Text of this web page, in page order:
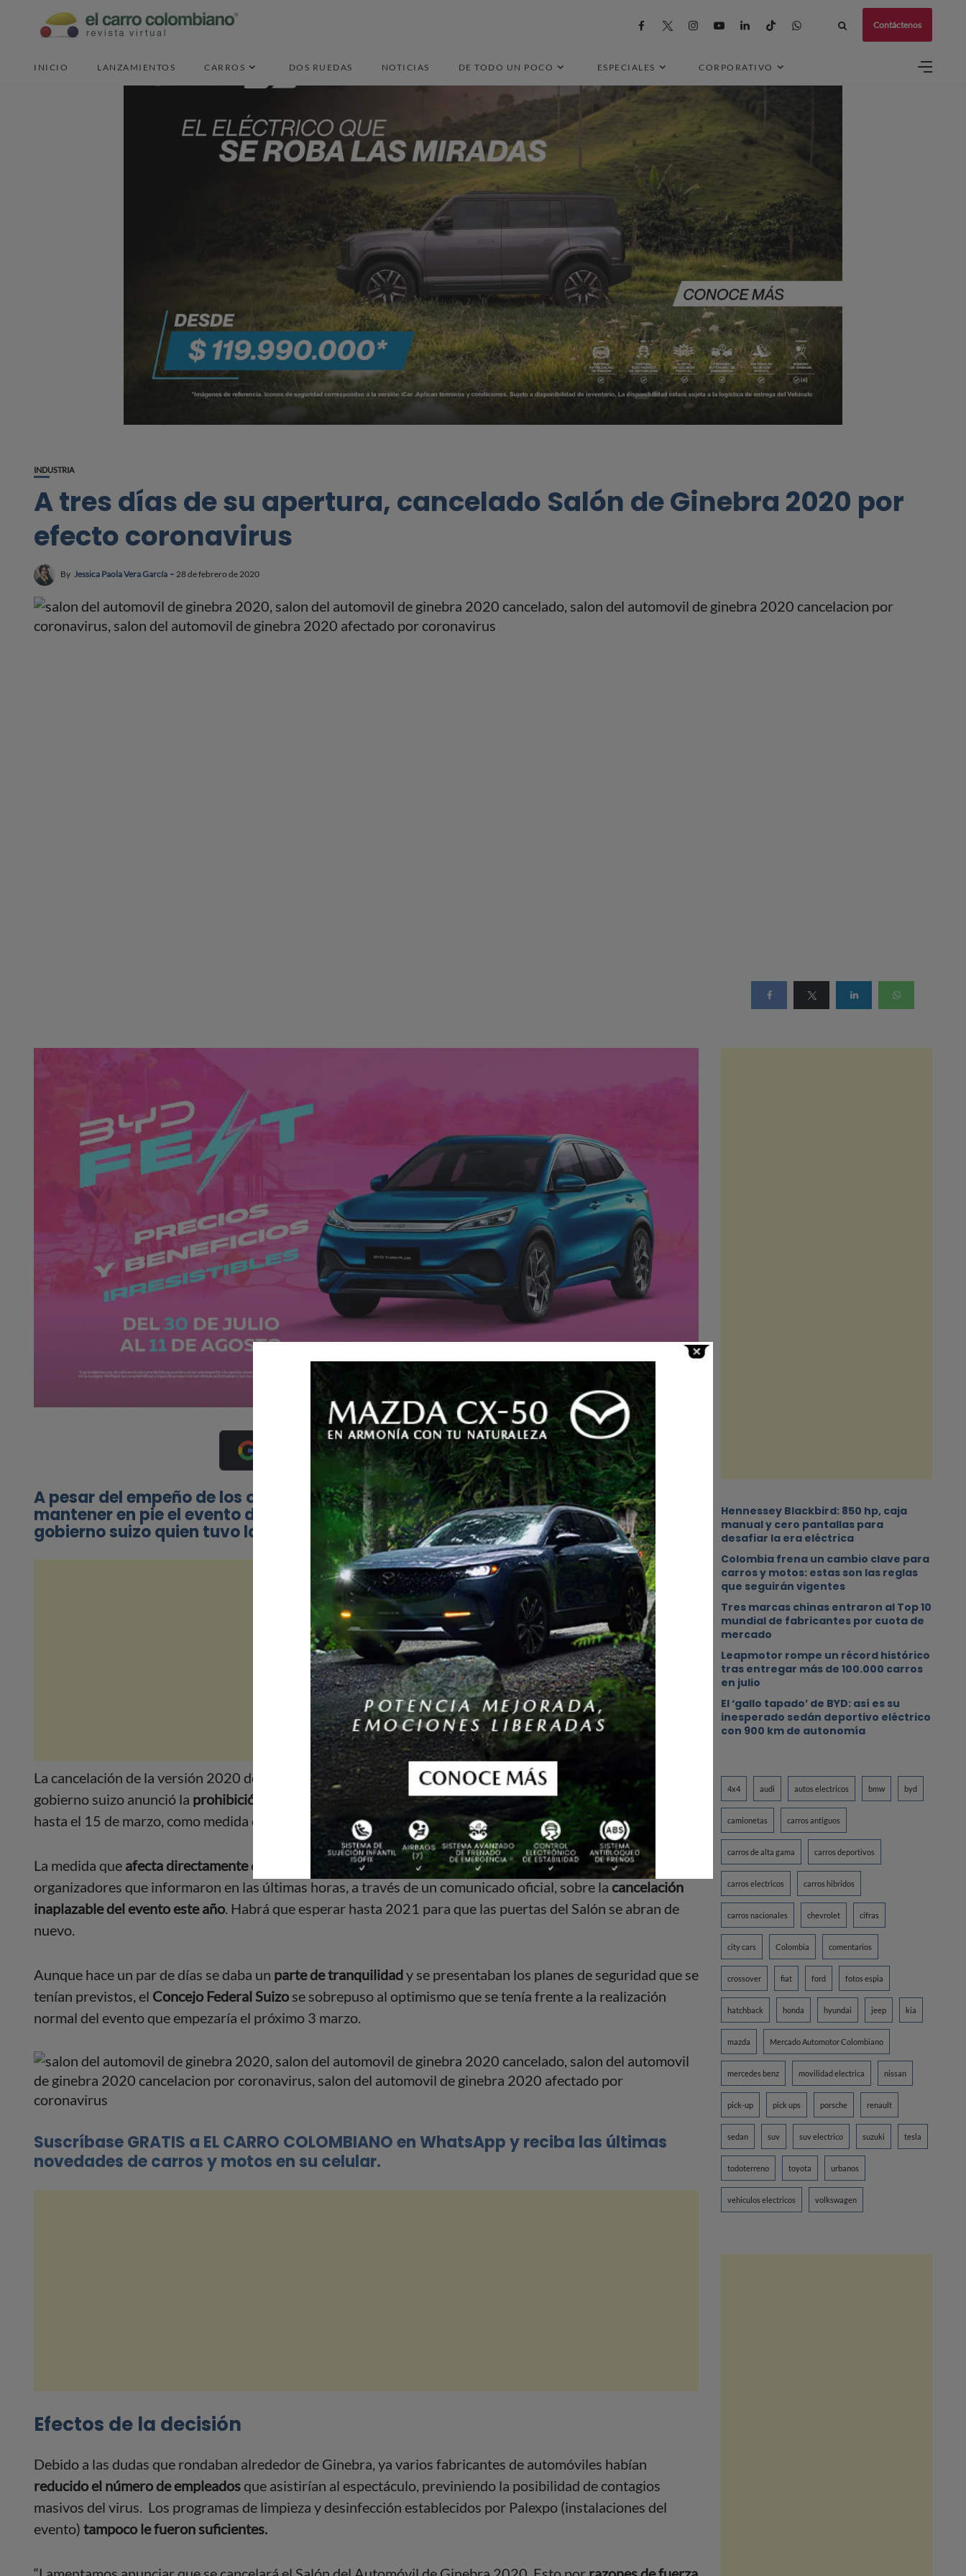
Contáctenos
INICIO LANZAMIENTOS CARROS DOS RUEDAS NOTICIAS DE TODO UN POCO ESPECIALES CORPORATIVO
INDUSTRIA
A tres días de su apertura, cancelado Salón de Ginebra 2020 por
efecto coronavirus
By Jessica Paola Vera García 28 de febrero de 2020
Añádenos como fuente preferida en Google
A pesar del empeño de los organizadores del Salón del Automóvil de Ginebra en
mantener en pie el evento de este año, la decisión se les salió de las manos y fue el
gobierno suizo quien tuvo la última palabra.
La cancelación de la versión 2020 del Salón del Automóvil de Ginebracayó como balde de agua fría. El
gobierno suizo anunció la prohibición de eventos a gran escalaque congreguen a más de 1,000 personas
hasta el 15 de marzo, como medida de contingencia frente al brote mundial del coronavirus.
La medida que afecta directamenteel desarrollo de las actividades en Ginebra, no le dejó otra salida a los
organizadores que informaron en las últimas horas, a través de un comunicado oficial, sobre la cancelación
inaplazable del evento este año. Habrá que esperar hasta 2021 para que las puertas del Salón se abran de
nuevo.
Aunque hace un par de días se daba un parte de tranquilidady se presentaban los planes de seguridad que se
tenían previstos, el Concejo Federal Suizo se sobrepuso al optimismo que se tenía frente a la realización
normal del evento que empezaría el próximo 3 marzo.
Suscríbase GRATIS a EL CARRO COLOMBIANO en WhatsApp y reciba las últimas
novedades de carros y motos en su celular.
Efectos de la decisión
Debido a las dudas que rondaban alrededor de Ginebra, ya varios fabricantes de automóviles habían
reducido el número de empleadosque asistirían al espectáculo, previniendo la posibilidad de contagios
masivos del virus. Los programas de limpieza y desinfección establecidos por Palexpo (instalaciones del
evento) tampoco le fueron suficientes.
Hennessey Blackbird: 850 hp, caja
manual y cero pantallas para
desafiar la era eléctrica
Colombia frena un cambio clave para
carros y motos: estas son las reglas
que seguirán vigentes
Tres marcas chinas entraron al Top 10
mundial de fabricantes por cuota de
mercado
Leapmotor rompe un récord histórico
tras entregar más de 100.000 carros
en julio
El ‘gallo tapado’ de BYD: así es su
inesperado sedán deportivo eléctrico
con 900 km de autonomía
4x4 audi autos electricos bmw byd
camionetas carros antiguos
carros de alta gama carros deportivos
carros electricos carros hibridos
carros nacionales chevrolet cifras
city cars Colombia comentarios
crossover fiat ford fotos espia
hatchback honda hyundai jeep kia
mazda Mercado Automotor Colombiano
mercedes benz movilidad electrica nissan
pick-up pick ups porsche renault
sedan suv suv electrico suzuki tesla
todoterreno toyota urbanos
vehiculos electricos volkswagen